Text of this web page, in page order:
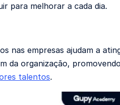
para melhorar a cada dia.
nas empresas ajudam a
da organização,
talentos.